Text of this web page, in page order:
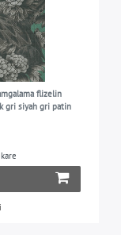
flizelin
gri siyah gri patin